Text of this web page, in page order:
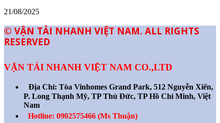
21/08/2025
© VẬN TẢI NHANH VIỆT NAM. ALL RIGHTS
RESERVED
VẬN TẢI NHANH VIỆT NAM CO.,LTD
Địa Chỉ: Tòa Vinhomes Grand Park, 512 Nguyễn Xiển,
P. Long Thạnh Mỹ, TP Thủ Đức, TP Hồ Chí Minh, Việt
Nam
Hotline: 0902575466 (Ms Thuận)